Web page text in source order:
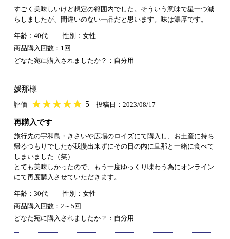
すごく美味しいけど想定の範囲内でした。そういう意味で星一つ減
らしましたが、間違いのない一品だと思います。味は濃厚です。
年齢：40代
性別：女性
商品購入回数：1回
どなた宛に購入されましたか？：自分用
媛那様
評価 ★★★★★
★★★★★ 5 投稿日：2023/08/17
再購入です
旅行先の宇和島・きさいや広場のロイズにて購入し、お土産に持ち
帰るつもりでしたが我慢出来ずにその日の内に旦那と一緒に食べて
しまいました（笑）
とても美味しかったので、もう一度ゆっくり味わう為にオンライン
にて再度購入させていただきます。
年齢：30代
性別：女性
商品購入回数：2～5回
どなた宛に購入されましたか？：自分用